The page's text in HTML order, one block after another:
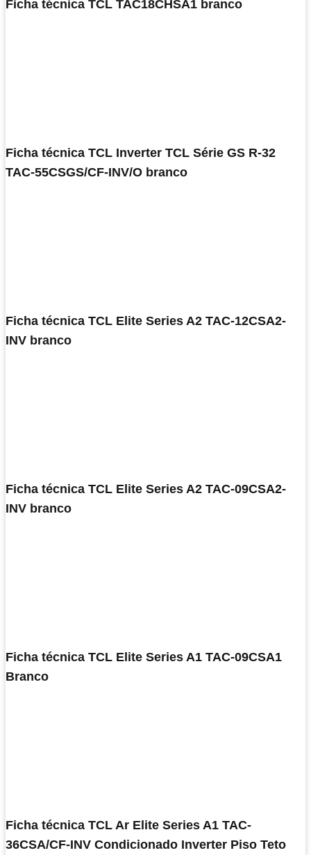
Ficha técnica TCL TAC18CHSA1 branco
Ficha técnica TCL Inverter TCL Série GS R-32
TAC-55CSGS/CF-INV/O branco
Ficha técnica TCL Elite Series A2 TAC-12CSA2-
INV branco
Ficha técnica TCL Elite Series A2 TAC-09CSA2-
INV branco
Ficha técnica TCL Elite Series A1 TAC-09CSA1
Branco
Ficha técnica TCL Ar Elite Series A1 TAC-
36CSA/CF-INV Condicionado Inverter Piso Teto